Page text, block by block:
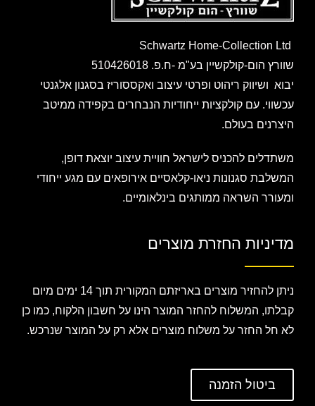
שוורץ הום-קולקשיין בע"מ -ח.פ. 510426018
יבוא ושיווק ריהוט ופרטי עיצוב ואקססוריז בסגנון אלגנטי
עכשווי. עם קולקציות ייחודיות הנבחרים בקפידה ממיטב
היצרנים בעולם.
משתדלים להכניס לישראל חוויית עיצוב יוצאת דופן,
המשלבת סגנונות ניאו-קלאסיים אירופאים עם מגע ייחודי
ומעורר השראה ממותגים בינלאומיים.
מדיניות החזרת מוצרים
ניתן להחזיר מוצרים באריזתם המקורית תוך 14 ימים מיום
קבלתו, המשלוח להחזר המוצר הינו על חשבון הלקוח, כמו כן
לא חל החזר על משלוח מוצרים אלא רק על המוצר שנרכש.
ביטול הזמנה